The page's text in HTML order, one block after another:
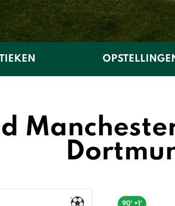
90' +1'